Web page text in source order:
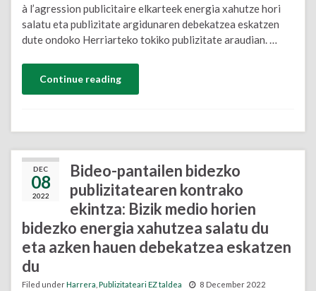
à l’agression publicitaire elkarteek energia xahutze hori
salatu eta publizitate argidunaren debekatzea eskatzen
dute ondoko Herriarteko tokiko publizitate araudian. …
Continue reading
DEC
08
2022
Bideo-pantailen bidezko
publizitatearen kontrako
ekintza: Bizik medio horien
bidezko energia xahutzea salatu du
eta azken hauen debekatzea eskatzen
du
Filed underHarrera Publizitateari EZ taldea
8 December 2022